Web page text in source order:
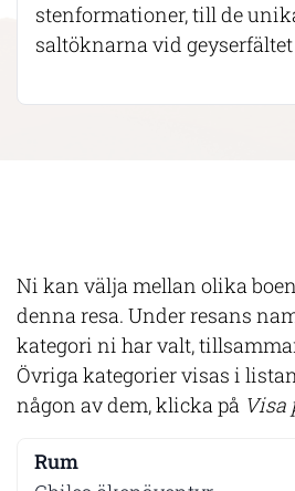
stenformationer, till de
saltöknarna vid geyserfältet
Ni kan välja mellan olika
denna resa. Under resans
kategori ni har valt,
Övriga kategorier visas i
någon av dem, klicka på Visa